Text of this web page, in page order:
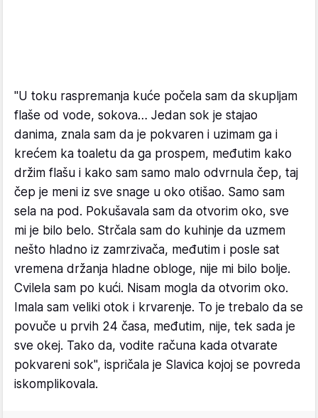
"U toku raspremanja kuće počela sam da skupljam
flaše od vode, sokova… Jedan sok je stajao
danima, znala sam da je pokvaren i uzimam ga i
krećem ka toaletu da ga prospem, međutim kako
držim flašu i kako sam samo malo odvrnula čep, taj
čep je meni iz sve snage u oko otišao. Samo sam
sela na pod. Pokušavala sam da otvorim oko, sve
mi je bilo belo. Strčala sam do kuhinje da uzmem
nešto hladno iz zamrzivača, međutim i posle sat
vremena držanja hladne obloge, nije mi bilo bolje.
Cvilela sam po kući. Nisam mogla da otvorim oko.
Imala sam veliki otok i krvarenje. To je trebalo da se
povuče u prvih 24 časa, međutim, nije, tek sada je
sve okej. Tako da, vodite računa kada otvarate
pokvareni sok", ispričala je Slavica kojoj se povreda
iskomplikovala.